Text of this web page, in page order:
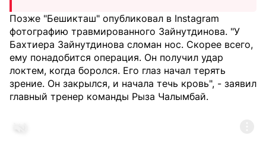
Позже "Бешикташ" опубликовал в Instagram
фотографию травмированного Зайнутдинова. "У
Бахтиера Зайнутдинова сломан нос. Скорее всего,
ему понадобится операция. Он получил удар
локтем, когда боролся. Его глаз начал терять
зрение. Он закрылся, и начала течь кровь", - заявил
главный тренер команды Рыза Чалымбай.